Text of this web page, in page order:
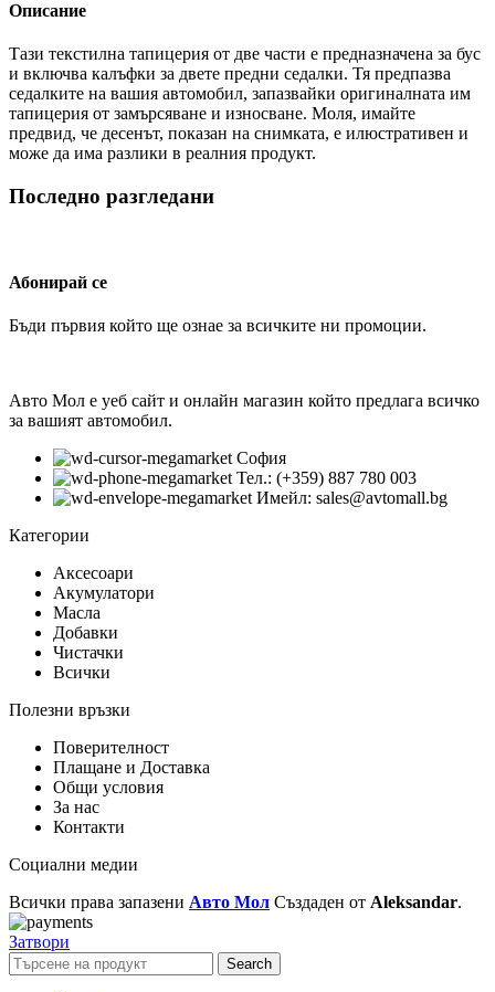
Описание
Тази текстилна тапицерия от две части е предназначена за бус
и включва калъфки за двете предни седалки. Тя предпазва
седалките на вашия автомобил, запазвайки оригиналната им
тапицерия от замърсяване и износване. Моля, имайте
предвид, че десенът, показан на снимката, е илюстративен и
може да има разлики в реалния продукт.
Последно разгледани
Абонирай се
Бъди първия който ще ознае за всичките ни промоции.
Авто Мол е уеб сайт и онлайн магазин който предлага всичко
за вашият автомобил.
София
Тел.: (+359) 887 780 003
Имейл: sales@avtomall.bg
Категории
Аксесоари
Акумулатори
Масла
Добавки
Чистачки
Всички
Полезни връзки
Поверителност
Плащане и Доставка
Общи условия
За нас
Контакти
Социални медии
Всички права запазени Авто Мол Създаден от Aleksandar.
Затвори
Search